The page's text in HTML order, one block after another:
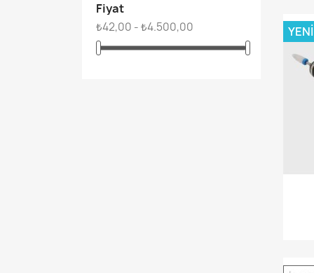
Fiyat
₺42,00 - ₺4.500,00 YENI